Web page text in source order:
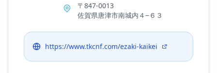
〒847-0013
佐賀県唐津市南城内４−６３
https://www.tkcnf.com/ezaki-kaikei